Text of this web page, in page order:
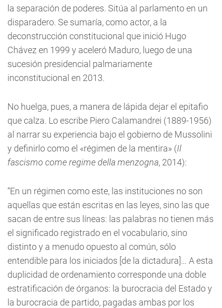
la separación de poderes. Sitúa al parlamento en un
disparadero. Se sumaría, como actor, a la
deconstrucción constitucional que inició Hugo
Chávez en 1999 y aceleró Maduro, luego de una
sucesión presidencial palmariamente
inconstitucional en 2013.
No huelga, pues, a manera de lápida dejar el epitafio
que calza. Lo escribe Piero Calamandrei (1889-1956)
al narrar su experiencia bajo el gobierno de Mussolini
y definirlo como el «régimen de la mentira» (Il
fascismo come regime della menzogna, 2014):
“En un régimen como este, las instituciones no son
aquellas que están escritas en las leyes, sino las que
sacan de entre sus líneas: las palabras no tienen más
el significado registrado en el vocabulario, sino
distinto y a menudo opuesto al común, sólo
entendible para los iniciados [de la dictadura]… A esta
duplicidad de ordenamiento corresponde una doble
estratificación de órganos: la burocracia del Estado y
la burocracia de partido, pagadas ambas por los